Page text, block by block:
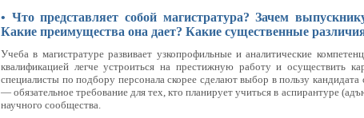
• Что представляет собой магистратура?Зачем
Какие преимущества она дает? Какие существенные
Учеба в магистратуре развивает узкопрофильные и аналитические
квалификацией легче устроиться на престижную работу и осуществить
специалисты по подбору персонала скорее сделают выбор в пользу
— обязательное требование для тех, кто планирует учиться в аспирантуре
научного сообщества.